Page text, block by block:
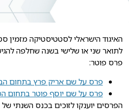
האיגוד הישראלי לסטטיסטיקה מזמין
לתואר שני או שלישי בשנה שחלפה
פרס פוטר:
פרס על שם אריק פרץ בתחום
פרס על שם יוסף פוטר בתחום
הפרסים יוענקו לזוכים בכנס השנתי של